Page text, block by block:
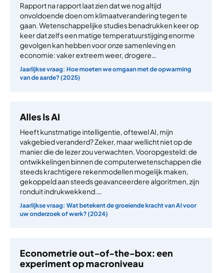
Rapport na rapport laat zien dat we nog altijd
onvoldoende doen om klimaatverandering tegen te
gaan. Wetenschappelijke studies benadrukken keer op
keer dat zelfs een matige temperatuurstijging enorme
gevolgen kan hebben voor onze samenleving en
economie: vaker extreem weer, drogere…
Jaarlijkse vraag: Hoe moeten we omgaan met de opwarming
van de aarde? (2025)
Alles Is AI
Heeft kunstmatige intelligentie, oftewel AI, mijn
vakgebied veranderd? Zeker, maar wellicht niet op de
manier die de lezer zou verwachten. Vooropgesteld: de
ontwikkelingen binnen de computerwetenschappen die
steeds krachtigere rekenmodellen mogelijk maken,
gekoppeld aan steeds geavanceerdere algoritmen, zijn
ronduit indrukwekkend.…
Jaarlijkse vraag: Wat betekent de groeiende kracht van AI voor
uw onderzoek of werk? (2024)
Econometrie out-of-the-box: een
experiment op macroniveau